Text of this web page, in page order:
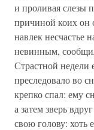
и проливая слезы
причиной коих он
навлек несчастье
невинным,
Страстной недели
преследовало во
крепко спал: ему
а затем зверь
свою голову: хоть